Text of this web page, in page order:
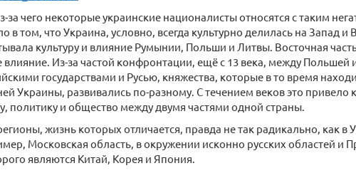
за чего некоторые украинские националисты относятся с таким
в том, что Украина, условно, всегда культурно делилась на Запад и
культуру и влияние Румынии, Польши и Литвы. Восточная
влияние. Из-за частой конфронтации, ещё с 13 века, между Польшей
государствами и Русью, княжества, которые в то время
Украины, развивались по-разному. С течением веков это привело
политику и общество между двумя частями одной страны.
жизнь которых отличается, правда не так радикально, как в
Московская область, в окружении исконно русских областей и
являются Китай, Корея и Япония.